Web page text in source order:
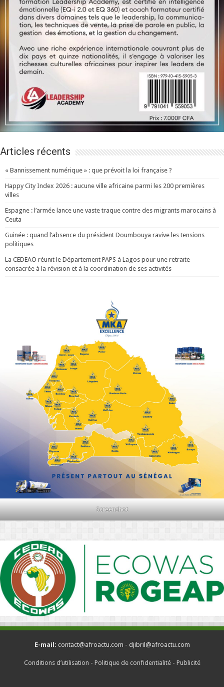
Articles récents
« Bannissement numérique » : que prévoit la loi française ?
Happy City Index 2026 : aucune ville africaine parmi les 200 premières
villes
Espagne : l’armée lance une vaste traque contre des migrants marocains à
Ceuta
Guinée : quand l’absence du président Doumbouya ravive les tensions
politiques
La CEDEAO réunit le Département PAPS à Lagos pour une retraite
consacrée à la révision et à la coordination de ses activités
Screenshot
E-mail: contact@afroactu.com - djibril@afroactu.com
Conditions d’utilisation - Politique de confidentialité- Publicité